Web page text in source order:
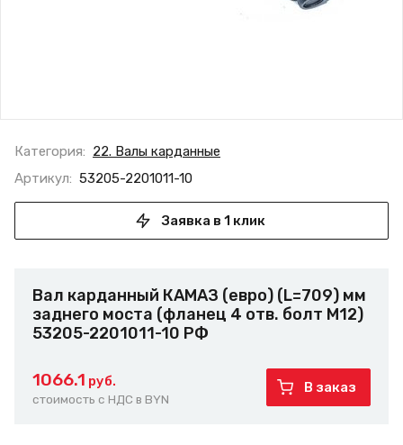
Категория: 22. Валы карданные
Артикул: 53205-2201011-10
Заявка в 1 клик
Вал карданный КАМАЗ (евро) (L=709) мм
заднего моста (фланец 4 отв. болт М12)
53205-2201011-10 РФ
1066.1 руб.
стоимость с НДС в BYN
В заказ